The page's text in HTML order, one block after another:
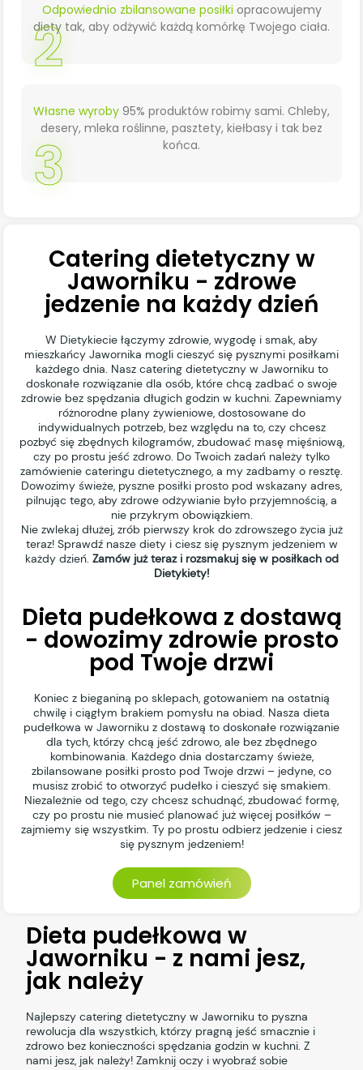
Odpowiednio zbilansowane posiłki opracowujemy
diety tak, aby odżywić każdą komórkę Twojego ciała.
2
Własne wyroby 95% produktów robimy sami. Chleby,
desery, mleka roślinne, pasztety, kiełbasy i tak bez
końca.
3
Catering dietetyczny w
Jaworniku - zdrowe
jedzenie na każdy dzień
W Dietykiecie łączymy zdrowie, wygodę i smak, aby
mieszkańcy Jawornika mogli cieszyć się pysznymi posiłkami
każdego dnia. Nasz catering dietetyczny w Jaworniku to
doskonałe rozwiązanie dla osób, które chcą zadbać o swoje
zdrowie bez spędzania długich godzin w kuchni. Zapewniamy
różnorodne plany żywieniowe, dostosowane do
indywidualnych potrzeb, bez względu na to, czy chcesz
pozbyć się zbędnych kilogramów, zbudować masę mięśniową,
czy po prostu jeść zdrowo. Do Twoich zadań należy tylko
zamówienie cateringu dietetycznego, a my zadbamy o resztę.
Dowozimy świeże, pyszne posiłki prosto pod wskazany adres,
pilnując tego, aby zdrowe odżywianie było przyjemnością, a
nie przykrym obowiązkiem.
Nie zwlekaj dłużej, zrób pierwszy krok do zdrowszego życia już
teraz! Sprawdź nasze diety i ciesz się pysznym jedzeniem w
każdy dzień. Zamów już teraz i rozsmakuj się w posiłkach od
Dietykiety!
Dieta pudełkowa z dostawą
- dowozimy zdrowie prosto
pod Twoje drzwi
Koniec z bieganiną po sklepach, gotowaniem na ostatnią
chwilę i ciągłym brakiem pomysłu na obiad. Nasza dieta
pudełkowa w Jaworniku z dostawą to doskonałe rozwiązanie
dla tych, którzy chcą jeść zdrowo, ale bez zbędnego
kombinowania. Każdego dnia dostarczamy świeże,
zbilansowane posiłki prosto pod Twoje drzwi – jedyne, co
musisz zrobić to otworzyć pudełko i cieszyć się smakiem.
Niezależnie od tego, czy chcesz schudnąć, zbudować formę,
czy po prostu nie musieć planować już więcej posiłków –
zajmiemy się wszystkim. Ty po prostu odbierz jedzenie i ciesz
się pysznym jedzeniem!
Panel zamówień
Dieta pudełkowa w
Jaworniku - z nami jesz,
jak należy
Najlepszy catering dietetyczny w Jaworniku to pyszna
rewolucja dla wszystkich, którzy pragną jeść smacznie i
zdrowo bez konieczności spędzania godzin w kuchni. Z
nami jesz, jak należy! Zamknij oczy i wyobraź sobie